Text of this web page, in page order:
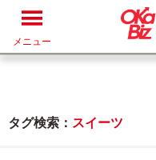
メニュー
タグ検索： スイーツ